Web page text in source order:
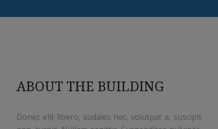
ABOUT THE BUILDING
Donec elit libero, sodales nec, volutpat a, suscipit